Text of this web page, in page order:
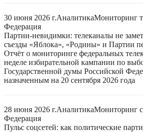
30 июня 2026 г.АналитикаМониторинг
Федерация
Партии-невидимки: телеканалы не
съезды «Яблока», «Родины» и Партии
Отчёт о мониторинге федеральных
неделе избирательной кампании по
Государственной думы Российской
назначенным на 20 сентября 2026 года
28 июня 2026 г.АналитикаМониторинг
Федерация
Пульс соцсетей: как политические